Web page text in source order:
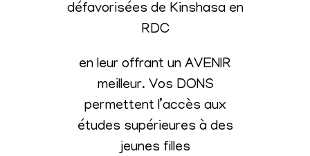
défavorisées de Kinshasa en
RDC
en leur offrant un AVENIR
meilleur. Vos DONS
permettent l’accès aux
études supérieures à des
jeunes filles